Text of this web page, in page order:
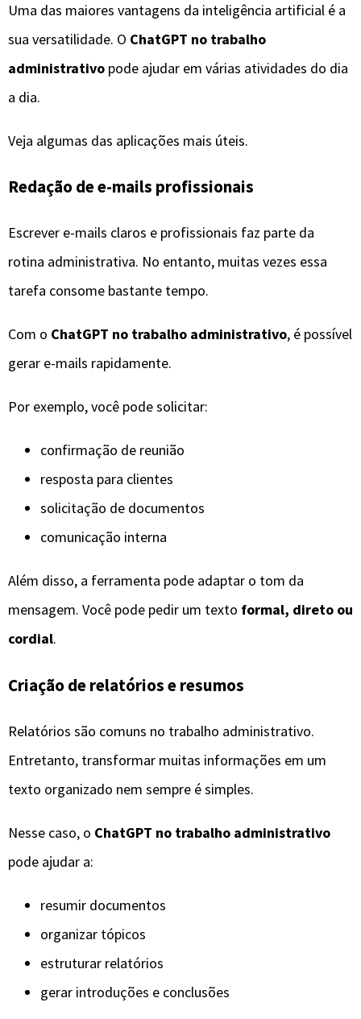
Uma das maiores vantagens da inteligência artificial é a
sua versatilidade. O ChatGPT no trabalho
administrativo pode ajudar em várias atividades do dia
a dia.
Veja algumas das aplicações mais úteis.
Redação de e-mails profissionais
Escrever e-mails claros e profissionais faz parte da
rotina administrativa. No entanto, muitas vezes essa
tarefa consome bastante tempo.
Com o ChatGPT no trabalho administrativo, é possível
gerar e-mails rapidamente.
Por exemplo, você pode solicitar:
confirmação de reunião
resposta para clientes
solicitação de documentos
comunicação interna
Além disso, a ferramenta pode adaptar o tom da
mensagem. Você pode pedir um texto formal, direto ou
cordial.
Criação de relatórios e resumos
Relatórios são comuns no trabalho administrativo.
Entretanto, transformar muitas informações em um
texto organizado nem sempre é simples.
Nesse caso, o ChatGPT no trabalho administrativo
pode ajudar a:
resumir documentos
organizar tópicos
estruturar relatórios
gerar introduções e conclusões